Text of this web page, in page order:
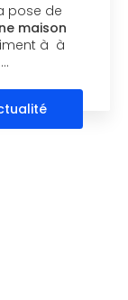
pose de
maison
à à